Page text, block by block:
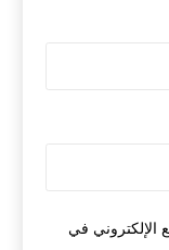
الإلكتروني في